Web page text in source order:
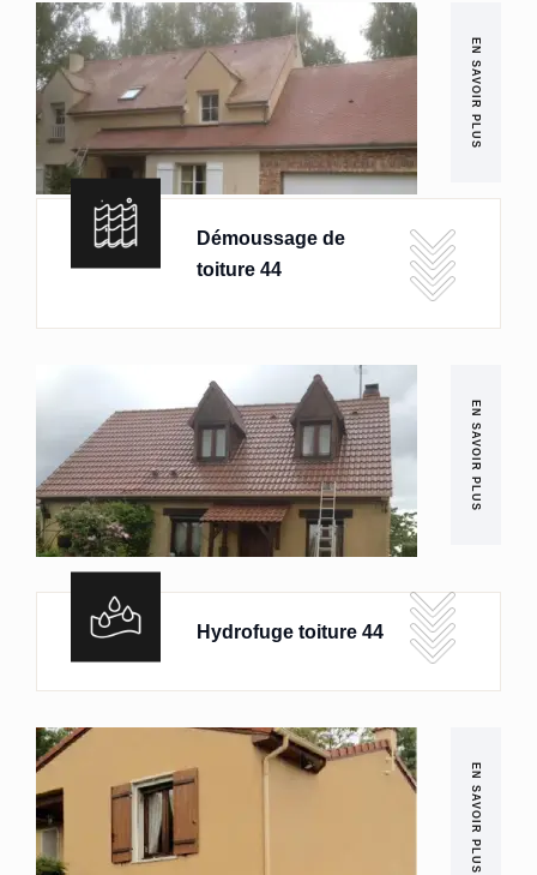
EN SAVOIR PLUS
Démoussage de
toiture 44
EN SAVOIR PLUS
Hydrofuge toiture 44
EN SAVOIR PLUS